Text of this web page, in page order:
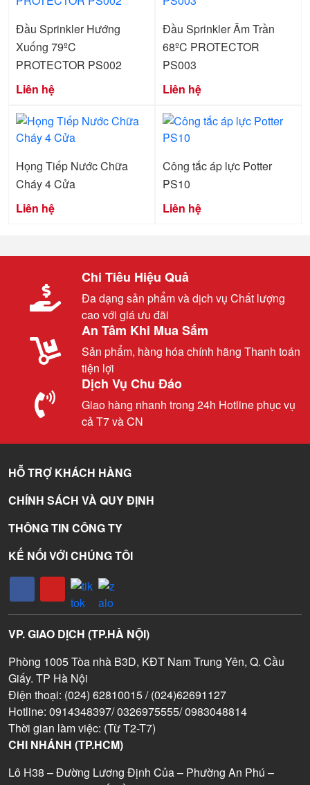
Đầu Sprinkler Hướng
Xuống 79ºC
PROTECTOR PS002
Liên hệ
Đầu Sprinkler Âm Trần
68ºC PROTECTOR
PS003
Liên hệ
Họng Tiếp Nước Chữa
Cháy 4 Cửa
Liên hệ
Công tắc áp lực Potter
PS10
Liên hệ
Chi Tiêu Hiệu Quả
Đa dạng sản phẩm và dịch vụ Chất lượng
cao với giá ưu đãi
An Tâm Khi Mua Sắm
Sản phẩm, hàng hóa chính hãng Thanh toán
tiện lợi
Dịch Vụ Chu Đáo
Giao hàng nhanh trong 24h Hotline phục vụ
cả T7 và CN
HỖ TRỢ KHÁCH HÀNG
CHÍNH SÁCH VÀ QUY ĐỊNH
THÔNG TIN CÔNG TY
KẾ NỐI VỚI CHÚNG TÔI
VP. GIAO DỊCH (TP.HÀ NỘI)
Phòng 1005 Tòa nhà B3D, KĐT Nam Trung Yên, Q. Cầu
Giấy. TP Hà Nội
Điện thoại: (024) 62810015 / (024)62691127
Hotline: 0914348397/ 0326975555/ 0983048814
Thời gian làm việc: (Từ T2-T7)
CHI NHÁNH (TP.HCM)
Lô H38 – Đường Lương Định Của – Phường An Phú –